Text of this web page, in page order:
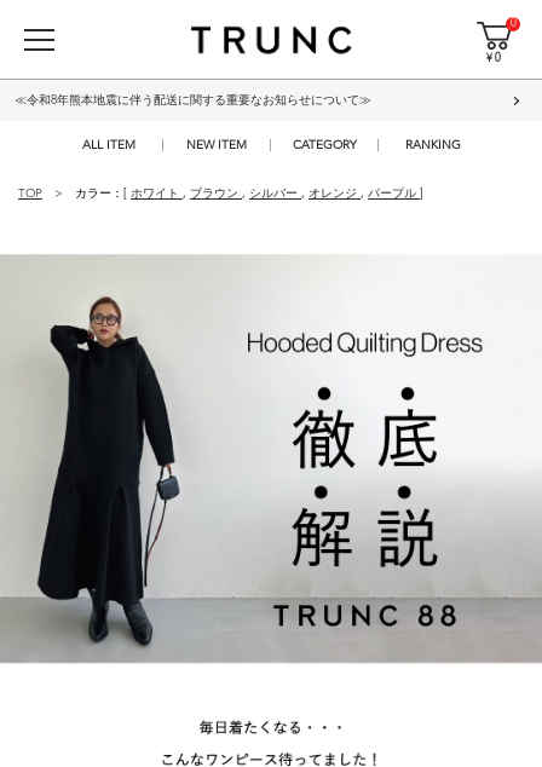
0
¥ 0
≪令和8年熊本地震に伴う配送に関する重要なお知らせについて≫
ALL ITEM NEW ITEM CATEGORY RANKING
TOP カラー：[ ホワイト , ブラウン , シルバー , オレンジ , パープル